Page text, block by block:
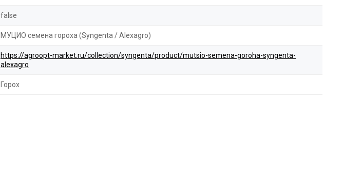
false
МУЦИО семена гороха (Syngenta / Alexagro)
https://agroopt-market.ru/collection/syngenta/product/mutsio-semena-goroha-syngenta-
alexagro
Горох